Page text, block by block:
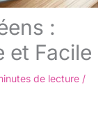
:
et Facile
de lecture /